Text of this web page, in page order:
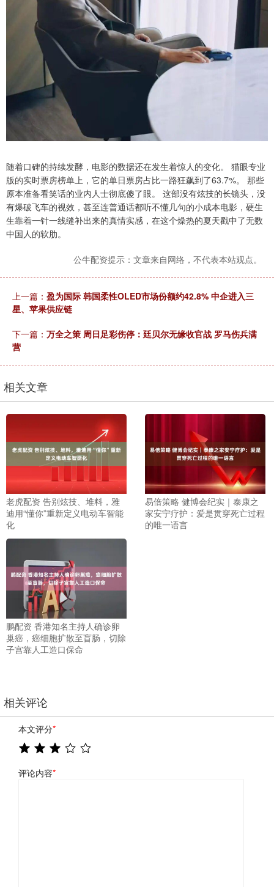
随着口碑的持续发酵，电影的数据还在发生着惊人的变化。 猫眼专业
版的实时票房榜单上，它的单日票房占比一路狂飙到了63.7%。 那些
原本准备看笑话的业内人士彻底傻了眼。 这部没有炫技的长镜头，没
有爆破飞车的视效，甚至连普通话都听不懂几句的小成本电影，硬生
生靠着一针一线缝补出来的真情实感，在这个燥热的夏天戳中了无数
中国人的软肋。
公牛配资提示：文章来自网络，不代表本站观点。
上一篇： 盈为国际 韩国柔性OLED市场份额约42.8% 中企进入三
星、苹果供应链
下一篇： 万全之策 周日足彩伤停：廷贝尔无缘收官战 罗马伤兵满
营
相关文章
老虎配资 告别炫技、堆料，雅
迪用“懂你”重新定义电动车智能
化
易倍策略 健博会纪实｜泰康之
家安宁疗护：爱是贯穿死亡过程
的唯一语言
鹏配资 香港知名主持人确诊卵
巢癌，癌细胞扩散至盲肠，切除
子宫靠人工造口保命
相关评论
本文评分*
评论内容*